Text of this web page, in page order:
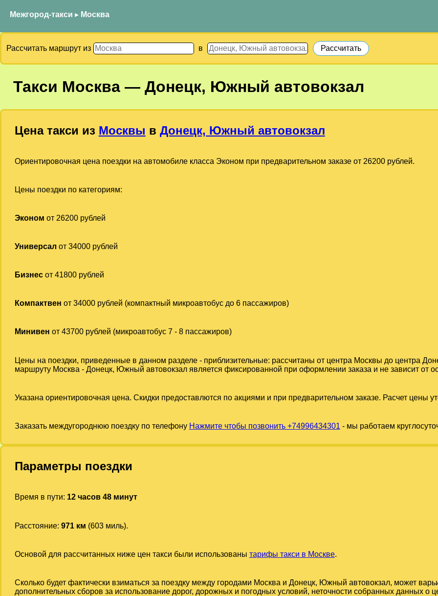
Межгород-такси ▸ Москва
Рассчитать маршрут из в
Такси Москва— Донецк, Южный автовокзал
Цена такси из Москвы в Донецк, Южный автовокзал
Ориентировочная цена поездки на автомобиле класса Эконом при предварительном заказе от 26200 рублей.
Цены поездки по категориям:
Эконом от 26200 рублей
Универсал от 34000 рублей
Бизнесот 41800 рублей
Компактвен от 34000 рублей (компактный микроавтобус до 6 пассажиров)
Минивен от 43700 рублей (микроавтобус 7 - 8 пассажиров)
Цены на поездки, приведенные в данном разделе - приблизительные: рассчитаны от центра Москвы до центра
маршруту Москва - Донецк, Южный автовокзал является фиксированной при оформлении заказа и не зависит от
Указана ориентировочная цена. Скидки предоставлются по акциями и при предварительном заказе. Расчет цены
Заказать междугороднюю поездку по телефону Нажмите чтобы позвонить +74996434301 - мы работаем
Параметры поездки
Время в пути: 12 часов 48 минут
Расстояние: 971 км (603 миль).
Основой для рассчитанных ниже цен такси были использованы тарифы такси в Москве.
Сколько будет фактически взиматься за поездку между городами Москва и Донецк, Южный автовокзал, может
дополнительных сборов за использование дорог, дорожных и погодных условий, неточности собранных данных о